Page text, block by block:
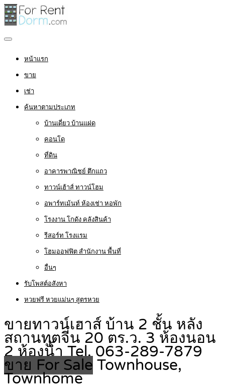
หน้าแรก
ขาย
เช่า
ค้นหาตามประเภท
บ้านเดี่ยว บ้านแฝด
คอนโด
ที่ดิน
อาคารพาณิชย์ ตึกแถว
ทาวน์เฮ้าส์ ทาวน์โฮม
อพาร์ทเม้นท์ ห้องเช่า หอพัก
โรงงาน โกดัง คลังสินค้า
รีสอร์ท โรงแรม
โฮมออฟฟิต สำนักงาน พื้นที่
อื่นๆ
รับโพสต์อสังหา
หวยฟรี หวยแม่นๆ สูตรหวย
ขายทาวน์เฮาส์ บ้าน 2 ชั้น หลัง
สถานทูตจีน 20 ตร.ว. 3 ห้องนอน
2 ห้องน้ำ Tel. 063-289-7879
ขาย For Sale Townhouse,
Townhome